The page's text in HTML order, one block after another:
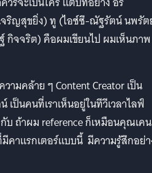
ริญสุขยิ่ง) ทู (ไอซ์ซึ-ณัฐรัตน์ นพรัต
จจริต) คือผมเขียนไป ผมเห็นภาพ
ามคล้าย ๆ Content Creator เป็น
เป็นคนที่เราเห็นอยู่ในทีวีเวลาไลฟ์
บ ถ้าผม reference ก็เหมือนคุณเคน
คาแรกเตอร์แบบนี้ มีความรู้สึกอย่